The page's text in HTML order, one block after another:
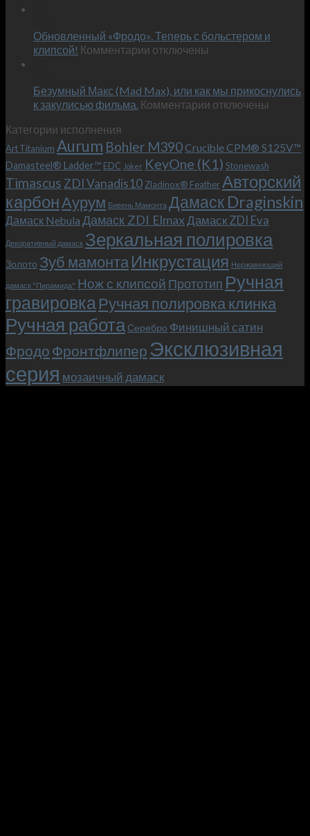
–
и
KeyOne
Обновленный «Фродо». Теперь с больстером и
клипсой! Комментарии к
«Фродо».
Теперь
и
клипсой!
отключены
Безумный Макс (Mad Max), или как мы прикоснулись
к закулисью фильма. Комментарии к
Макс
(Mad
Max),
или
как
мы
прикоснулись
к
фильма.
отключены
Категории исполнения
Art Titanium Aurum Bohler M390Crucible CPM® S125V™
Damasteel® Ladder™ EDC Joker KeyOne (K1) Stonewash
Timascus ZDI Vanadis10 Zladinox® FeatherАвторский
карбонАурум Бивень Мамонта Дамаск Draginskin
Дамаск Nebula Дамаск ZDI ElmaxДамаск ZDI Eva
Декоративный дамаск Зеркальная полировка
Золото Зуб мамонтаИнкрустация Нержавеющий
дамаск "Пирамида" Нож с клипсой Прототип Ручная
гравировкаРучная полировка клинка
Ручная работа Серебро Финишный сатин
Фродо Фронтфлипер Эксклюзивная
серия мозаичный дамаск